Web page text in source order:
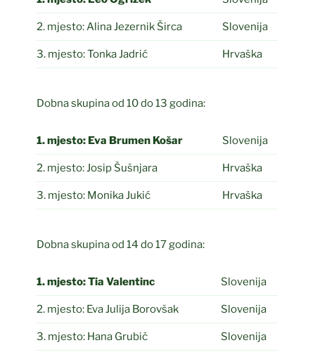
2. mjesto: Alina Jezernik Širca Slovenija
3. mjesto: Tonka Jadrić Hrvaška
Dobna skupina od 10 do 13 godina:
1. mjesto: Eva Brumen Košar Slovenija
2. mjesto: Josip Šušnjara Hrvaška
3. mjesto: Monika Jukić Hrvaška
Dobna skupina od 14 do 17 godina:
1. mjesto: Tia Valentinc Slovenija
2. mjesto: Eva Julija Borovšak Slovenija
3. mjesto: Hana Grubič Slovenija